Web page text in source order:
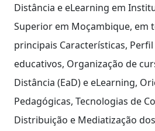
Distância e eLearning em
Superior em Moçambique, em
principais Características,
educativos, Organização de
Distância (EaD) e eLearning,
Pedagógicas, Tecnologias de
Distribuição e Mediatização